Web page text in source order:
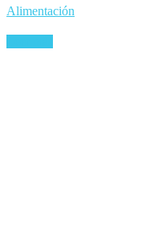
Alimentación